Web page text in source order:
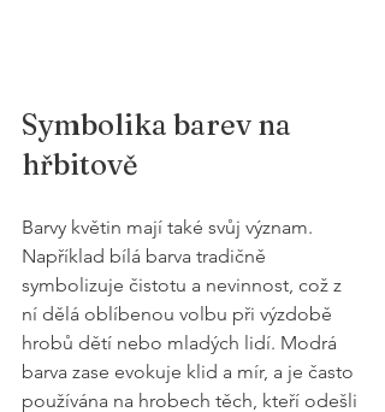
Symbolika barev na
hřbitově
Barvy květin mají také svůj význam.
Například bílá barva tradičně
symbolizuje čistotu a nevinnost, což z
ní dělá oblíbenou volbu při výzdobě
hrobů dětí nebo mladých lidí. Modrá
barva zase evokuje klid a mír, a je často
používána na hrobech těch, kteří odešli